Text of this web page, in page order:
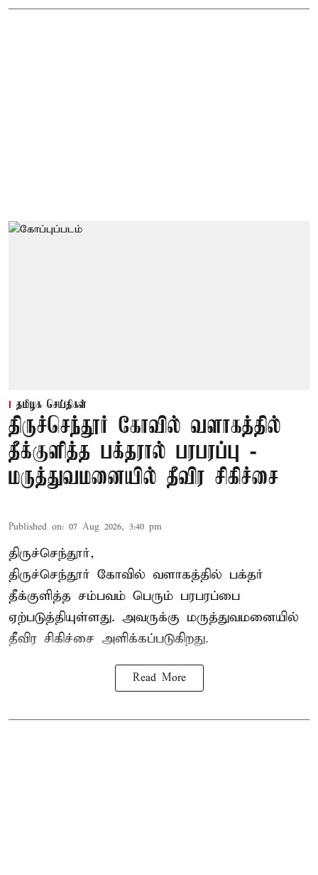
தமிழக செய்திகள்
திருச்செந்தூர் கோவில் வளாகத்தில்
தீக்குளித்த பக்தரால் பரபரப்பு -
மருத்துவமனையில் தீவிர சிகிச்சை
Published on: 07 Aug 2026, 3:40 pm
திருச்செந்தூர்,
திருச்செந்தூர் கோவில் வளாகத்தில் பக்தர்
தீக்குளித்த சம்பவம் பெரும் பரபரப்பை
ஏற்படுத்தியுள்ளது. அவருக்கு மருத்துவமனையில்
தீவிர சிகிச்சை அளிக்கப்படுகிறது.
Read More